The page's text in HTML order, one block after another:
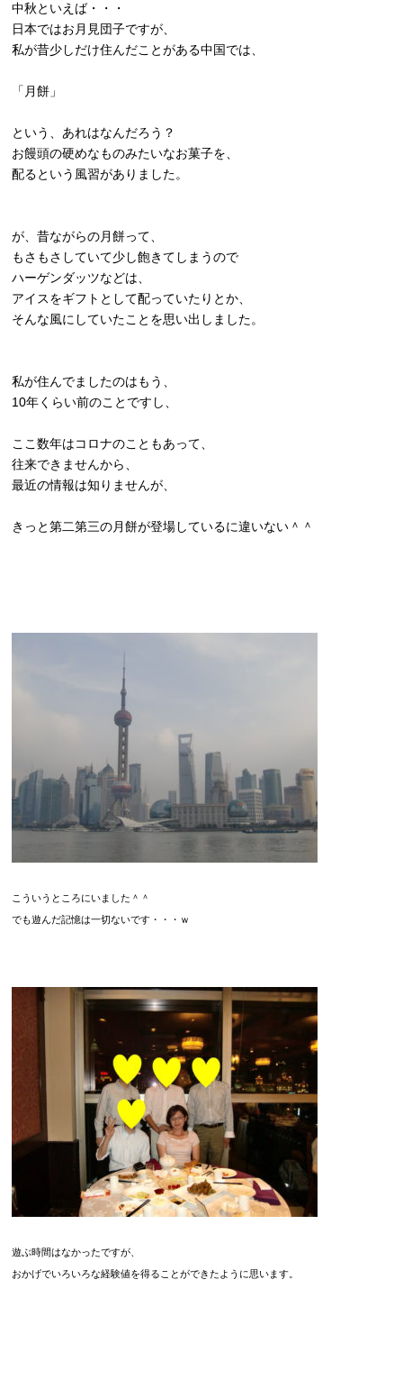
中秋といえば・・・
日本ではお月見団子ですが、
私が昔少しだけ住んだことがある中国では、
「月餅」
という、あれはなんだろう？
お饅頭の硬めなものみたいなお菓子を、
配るという風習がありました。
が、昔ながらの月餅って、
もさもさしていて少し飽きてしまうので
ハーゲンダッツなどは、
アイスをギフトとして配っていたりとか、
そんな風にしていたことを思い出しました。
私が住んでましたのはもう、
10年くらい前のことですし、
ここ数年はコロナのこともあって、
往来できませんから、
最近の情報は知りませんが、
きっと第二第三の月餅が登場しているに違いない＾＾
こういうところにいました＾＾
でも遊んだ記憶は一切ないです・・・ｗ
遊ぶ時間はなかったですが、
おかげでいろいろな経験値を得ることができたように思います。